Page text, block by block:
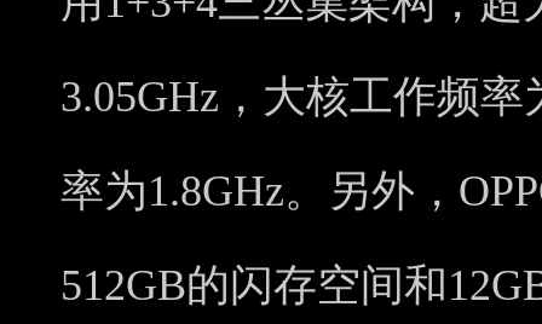
3.05GHz，大核工作频
率为1.8GHz。另外，
512GB的闪存空间和